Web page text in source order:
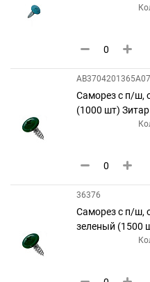
AB3704201365A07
Саморез с п/ш,
(1000 шт) Зитар
36376
Саморез с п/ш,
зеленый (1500